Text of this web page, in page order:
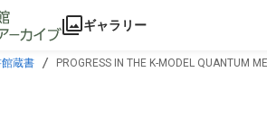
ギャラリー
蔵書 PROGRESS IN THE K-MODEL QUANTUM